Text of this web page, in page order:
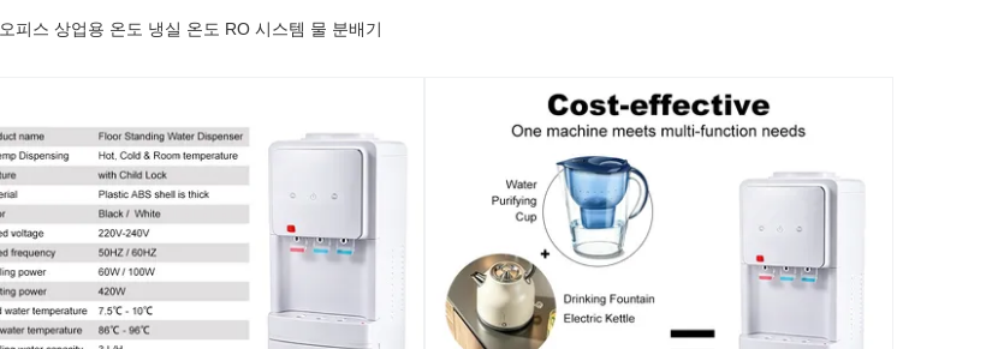
오피스 상업용 온도 냉실 온도 RO 시스템 물 분배기